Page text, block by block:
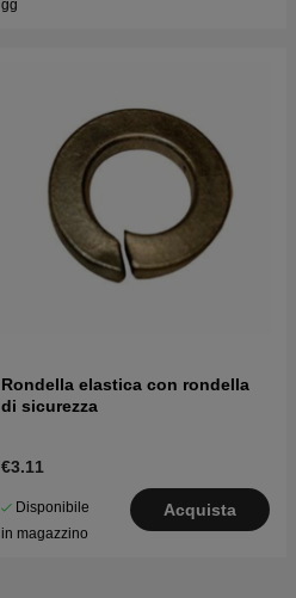
gg
Rondella elastica con rondella
di sicurezza
€3.11
Disponibile
in magazzino
Acquista